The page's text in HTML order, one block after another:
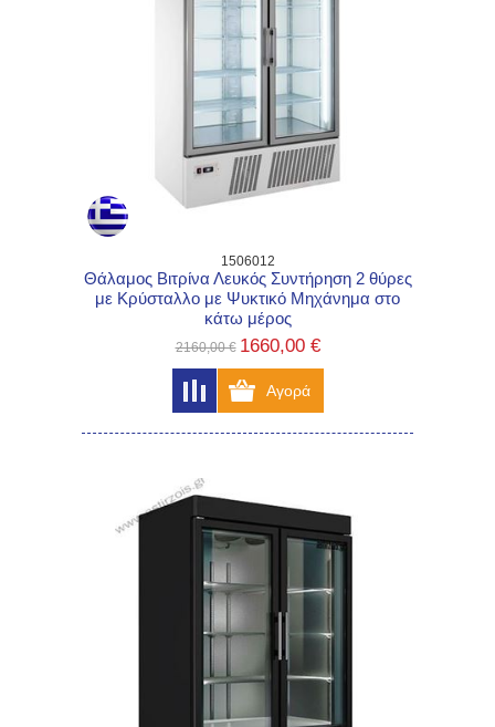
1506012
Θάλαμος Βιτρίνα Λευκός Συντήρηση 2 θύρες
με Κρύσταλλο με Ψυκτικό Μηχάνημα στο
κάτω μέρος
2160,00 € 1660,00 €